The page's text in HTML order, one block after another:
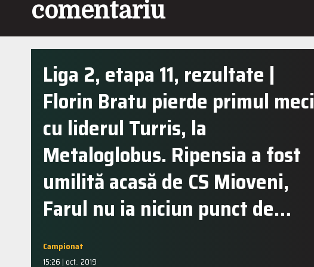
comentariu
Liga 2, etapa 11, rezultate |
Florin Bratu pierde primul meci
cu liderul Turris, la
Metaloglobus. Ripensia a fost
umilită acasă de CS Mioveni,
Farul nu ia niciun punct de…
Campionat
15:26 | oct.. 2019